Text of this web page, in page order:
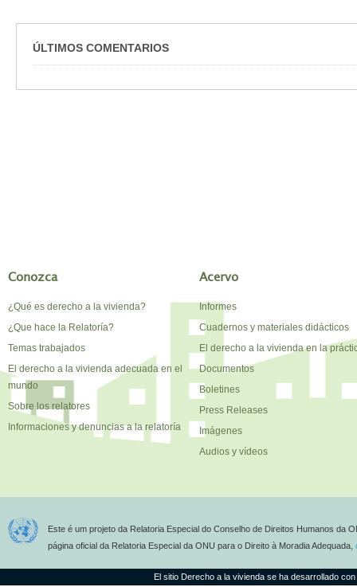
ÚLTIMOS COMENTARIOS
Conozca
¿Qué es derecho a la vivienda?
¿Que hace la Relatoría?
Temas trabajados
El derecho a la vivienda adecuada en el
mundo
Sobre los relatores
Informaciones y denuncias a la relatoría
Acervo
Informes
Cuadernos y materiales didácticos
El derecho a la vivienda en la
Documentos
Boletines
Press Releases
Imágenes
Audios y vídeos
Este é um projeto da Relatoria Especial do Conselho de Direitos Humanos da
página oficial da Relatoria Especial da ONU para o Direito à Moradia Adequada,
El sitio Derecho a la vivienda se ha desarrollado